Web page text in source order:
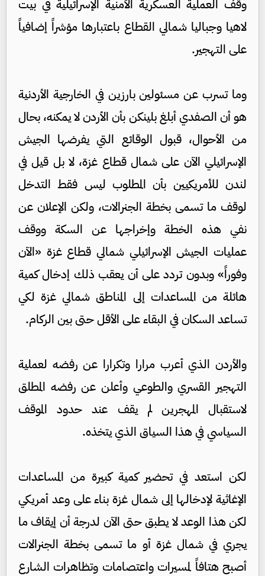
وقف العملية العسكرية الأمنية الإسرائيلية في بيت
لاهيا وجباليا شمالي القطاع باعتبارها مؤشراً إضافياً
على التهجير.
وما تسرب عن مسئولين بارزين في الخارجية الأردنية
هو أن الصفدي أبلغ بلينكن بأن الأردن لا يمكنه، بحال
من الأحوال، قبول الوقائع التي يفرضها الجيش
الإسرائيلي الآن على شمال قطاع غزة، لا بل قيل في
لندن للأمريكيين بأن المطلوب ليس فقط التدخل
لوقف ما تسمى بخطة الجنرالات، ولكن الإعلان عن
نفي هذه الخطة وإخراجها عن السكة ووقف
عمليات الجيش الإسرائيلي شمالي قطاع غزة «الآن
وفوراً» وبدون تردد على أن يعقب ذلك إدخال كمية
هائلة من المساعدات إلى المناطق شمالي غزة لكي
تساعد السكان في البقاء على الأقل حتى بين الركام.
والأردن الذي أعرب مرارا وتكرارا عن رفضه لعملية
التهجير القسري والطوعي وأعلن عن رفضه المطلق
لاستقبال المهجرين لم يقف عند حدود الموقف
السياسي في هذا السياق الذي يتخذه.
لكن استعد في تحضير كمية كبيرة من المساعدات
الإغاثية لإدخالها إلى شمال غزة بناء على وعد أمريكي
لكن هذا الوعد لا يطبق حتى الآن لدرجة أن إيقاف ما
يجري في شمال غزة أو ما تسمى بخطة الجنرالات
أصبح هتافاً لمسيرات واعتصامات وتظاهرات الشارع